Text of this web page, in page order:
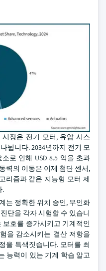
장은 전기 모터, 유압 시스
뉩니다. 2034년까지 전기 모
로 인해 USD 8.5 억을 초과
력의 이동은 이제 첨단 센서,
리즘과 같은 지능형 모터 제
.
는 정확한 위치 승인, 무인화
단을 각자 시험할 수 있습니
호를 증가시키고 기계적인
을 감소시키는 결산 저항을
을 특색짓습니다. 모터를 최
능력이 있는 기계 학습 알고